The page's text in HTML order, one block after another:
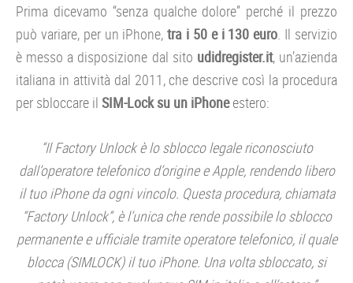
Prima dicevamo “senza qualche dolore” perché il prezzo
può variare, per un iPhone,tra i 50 e i 130 euro. Il servizio
è messo a disposizione dal sito udidregister.it, un’azienda
italiana in attività dal 2011, che descrive così la procedura
per sbloccare il SIM-Lock su un iPhoneestero:
“Il Factory Unlock è lo sblocco legale riconosciuto
dall’operatore telefonico d’origine e Apple, rendendo libero
il tuo iPhone da ogni vincolo. Questa procedura, chiamata
“Factory Unlock”, è l’unica che rende possibile lo sblocco
permanente e ufficiale tramite operatore telefonico, il quale
blocca (SIMLOCK) il tuo iPhone. Una volta sbloccato, si